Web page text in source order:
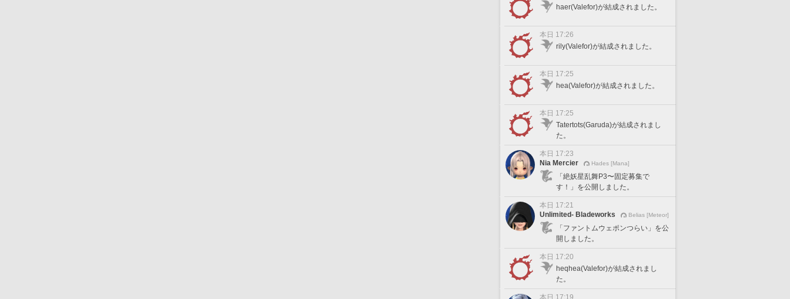
haer(Valefor)が結成されました。
本日 17:26
rily(Valefor)が結成されました。
本日 17:25
hea(Valefor)が結成されました。
本日 17:25
Tatertots(Garuda)が結成されまし
た。
本日 17:23
Nia Mercier
Hades [Mana]
「絶妖星乱舞P3〜固定募集で
す！」を公開しました。
本日 17:21
Unlimited- Bladeworks
Belias [Meteor]
「ファントムウェポンつらい」を公
開しました。
本日 17:20
heqhea(Valefor)が結成されまし
た。
本日 17:19